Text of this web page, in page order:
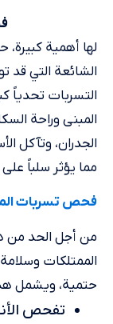
لها أهمية
الشائعة التي قد
التسربات تحدياً
المبنى وراحة
الجدران، وتآكل
مما يؤثر سلباً
فحص تسربات
من أجل الحد من
الممتلكات
حتمية، ويشمل
تفحص